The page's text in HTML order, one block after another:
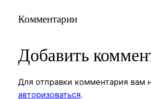
Комментарии
Добавить
Для отправки комментария вам
авторизоваться.